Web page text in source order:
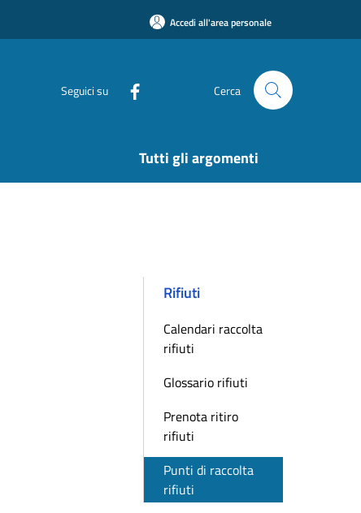
Accedi all'area personale
Seguici su Cerca
Tutti gli argomenti
Rifiuti
Calendari raccolta
rifiuti
Glossario rifiuti
Prenota ritiro
rifiuti
Punti di raccolta
rifiuti